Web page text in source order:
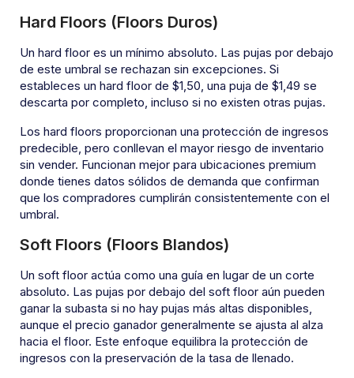
Hard Floors (Floors Duros)
Un hard floor es un mínimo absoluto. Las pujas por debajo
de este umbral se rechazan sin excepciones. Si
estableces un hard floor de $1,50, una puja de $1,49 se
descarta por completo, incluso si no existen otras pujas.
Los hard floors proporcionan una protección de ingresos
predecible, pero conllevan el mayor riesgo de inventario
sin vender. Funcionan mejor para ubicaciones premium
donde tienes datos sólidos de demanda que confirman
que los compradores cumplirán consistentemente con el
umbral.
Soft Floors (Floors Blandos)
Un soft floor actúa como una guía en lugar de un corte
absoluto. Las pujas por debajo del soft floor aún pueden
ganar la subasta si no hay pujas más altas disponibles,
aunque el precio ganador generalmente se ajusta al alza
hacia el floor. Este enfoque equilibra la protección de
ingresos con la preservación de la tasa de llenado.